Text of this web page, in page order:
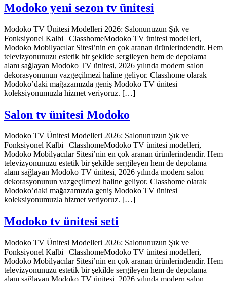
Modoko yeni sezon tv ünitesi
Modoko TV Ünitesi Modelleri 2026: Salonunuzun Şık ve
Fonksiyonel Kalbi | ClasshomeModoko TV ünitesi modelleri,
Modoko Mobilyacılar Sitesi’nin en çok aranan ürünlerindendir. Hem
televizyonunuzu estetik bir şekilde sergileyen hem de depolama
alanı sağlayan Modoko TV ünitesi, 2026 yılında modern salon
dekorasyonunun vazgeçilmezi haline geliyor. Classhome olarak
Modoko’daki mağazamızda geniş Modoko TV ünitesi
koleksiyonumuzla hizmet veriyoruz. […]
Salon tv ünitesi Modoko
Modoko TV Ünitesi Modelleri 2026: Salonunuzun Şık ve
Fonksiyonel Kalbi | ClasshomeModoko TV ünitesi modelleri,
Modoko Mobilyacılar Sitesi’nin en çok aranan ürünlerindendir. Hem
televizyonunuzu estetik bir şekilde sergileyen hem de depolama
alanı sağlayan Modoko TV ünitesi, 2026 yılında modern salon
dekorasyonunun vazgeçilmezi haline geliyor. Classhome olarak
Modoko’daki mağazamızda geniş Modoko TV ünitesi
koleksiyonumuzla hizmet veriyoruz. […]
Modoko tv ünitesi seti
Modoko TV Ünitesi Modelleri 2026: Salonunuzun Şık ve
Fonksiyonel Kalbi | ClasshomeModoko TV ünitesi modelleri,
Modoko Mobilyacılar Sitesi’nin en çok aranan ürünlerindendir. Hem
televizyonunuzu estetik bir şekilde sergileyen hem de depolama